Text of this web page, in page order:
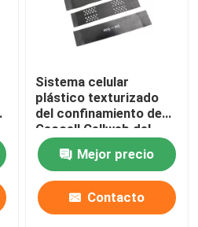
Sistema celular
plástico texturizado
del confinamiento de
Geocell Cellweb del
HDPE para la
construcción de
carreteras
Mejor precio
Contacto